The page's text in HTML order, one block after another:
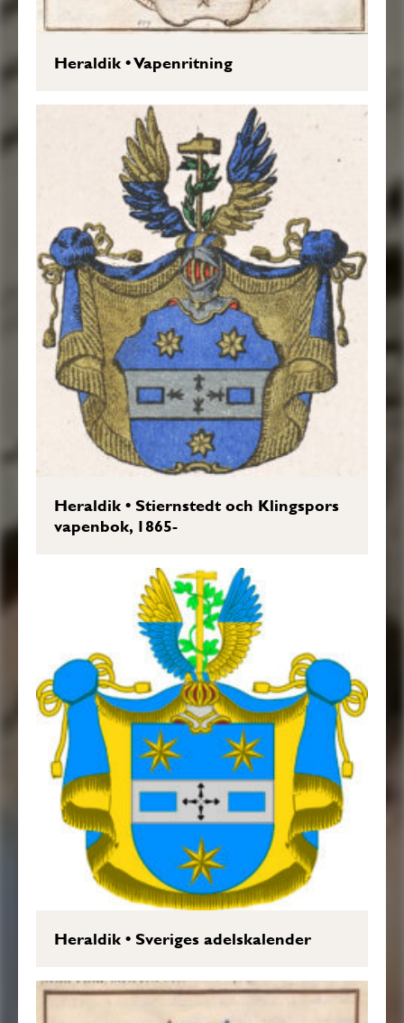
Heraldik•Vapenritning
Heraldik•Stiernstedt och Klingspors
vapenbok, 1865-
Heraldik•Sveriges adelskalender